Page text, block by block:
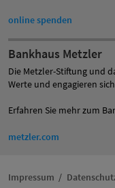
online spenden
Bankhaus Metzler
Die Metzler-Stiftung und
Werte und engagieren
Erfahren Sie mehr zum
metzler.com
Impressum